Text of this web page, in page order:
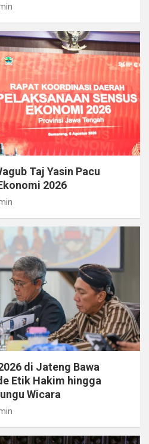
Taj Yasin Pacu
2026
di Jateng Bawa
Etik Hakim hingga
Wicara